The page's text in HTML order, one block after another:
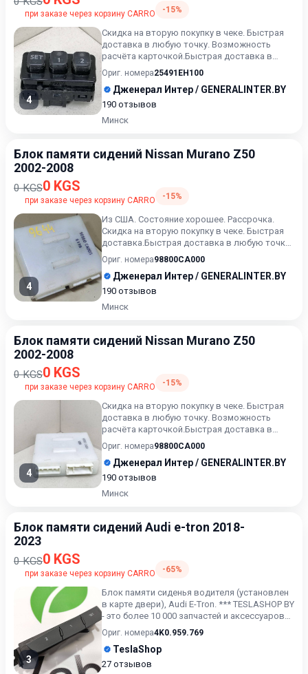
при заказе через корзину CARRO -15%
4
Скидка на вторую покупку в чеке. Быстрая
доставка в любую точку. Возможность
расчёта карточкой.Быстрая доставка в
любую точку. Возможность р...
Ориг. номера25491EH100
Дженерал Интер / GENERALINTER.BY
190 отзывов
Минск
Блок памяти сидений Nissan Murano Z50
2002-2008
0 KGS0 KGS
при заказе через корзину CARRO -15%
4
Из США. Состояние хорошее. Рассрочка.
Скидка на вторую покупку в чеке. Быстрая
доставка.Быстрая доставка в любую точку.
Возможность расчета...
Ориг. номера98800CA000
Дженерал Интер / GENERALINTER.BY
190 отзывов
Минск
Блок памяти сидений Nissan Murano Z50
2002-2008
0 KGS0 KGS
при заказе через корзину CARRO -15%
4
Скидка на вторую покупку в чеке. Быстрая
доставка в любую точку. Возможность
расчёта карточкой.Быстрая доставка в
любую точку. Возможность р...
Ориг. номера98800CA000
Дженерал Интер / GENERALINTER.BY
190 отзывов
Минск
Блок памяти сидений Audi e-tron 2018-
2023
0 KGS0 KGS
при заказе через корзину CARRO -65%
3
Блок памяти сиденья водителя (установлен
в карте двери), Audi E-Tron. *** TESLASHOP BY
- это более 10 000 запчастей и аксессуаров
для TESLAM...
Ориг. номера4K0.959.769
TeslaShop
27 отзывов